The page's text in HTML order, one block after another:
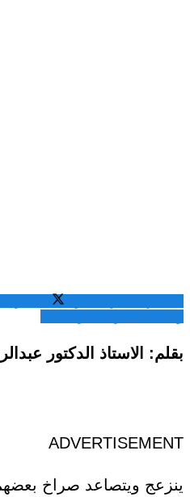
بقلم: الاستاذ الدكتور
ADVERTISEMENT
ينزعج ويتصاعد صراخ